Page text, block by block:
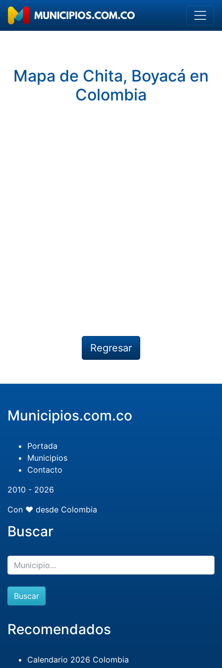
Mapa de Chita, Boyacá en
Colombia
Regresar
Municipios.com.co
Portada
Municipios
Contacto
2010 - 2026
Con ❤️ desde Colombia
Buscar
Buscar
Recomendados
Calendario 2026 Colombia